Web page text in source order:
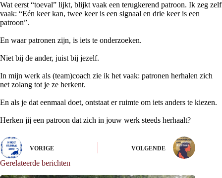
Wat eerst “toeval” lijkt, blijkt vaak een terugkerend patroon. Ik zeg zelf
vaak: “Eén keer kan, twee keer is een signaal en drie keer is een
patroon”.
En waar patronen zijn, is iets te onderzoeken.
Niet bij de ander, juist bij jezelf.
In mijn werk als (team)coach zie ik het vaak: patronen herhalen zich
net zolang tot je ze herkent.
En als je dat eenmaal doet, ontstaat er ruimte om iets anders te kiezen.
Herken jij een patroon dat zich in jouw werk steeds herhaalt?
VORIGE VOLGENDE
Gerelateerde berichten